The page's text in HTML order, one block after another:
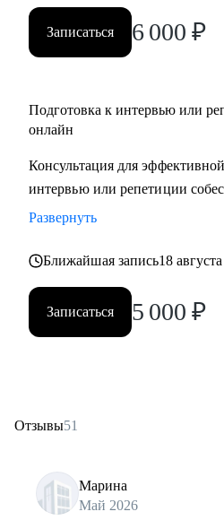
вами.
Записаться
6 000 ₽
Подготовка к интервью или
онлайн
Консультация для
интервью или репетиции
Развернуть
Ближайшая запись18
Записаться 5 000 ₽
Отзывы51
Марина
Май 2026